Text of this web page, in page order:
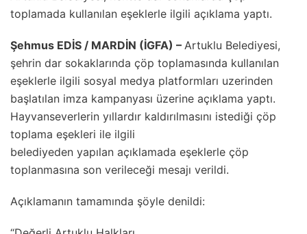
toplamada kullanılan eşeklerle ilgili açıklama yaptı.
Şehmus EDİS / MARDİN (İGFA) – Artuklu Belediyesi,
şehrin dar sokaklarında çöp toplamasında kullanılan
eşeklerle ilgili sosyal medya platformları uzerinden
başlatılan imza kampanyası üzerine açıklama yaptı.
Hayvanseverlerin yıllardır kaldırılmasını istediği çöp
toplama eşekleri ile ilgili
belediyeden yapılan açıklamada eşeklerle çöp
toplanmasına son verileceği mesajı verildi.
Açıklamanın tamamında şöyle denildi: